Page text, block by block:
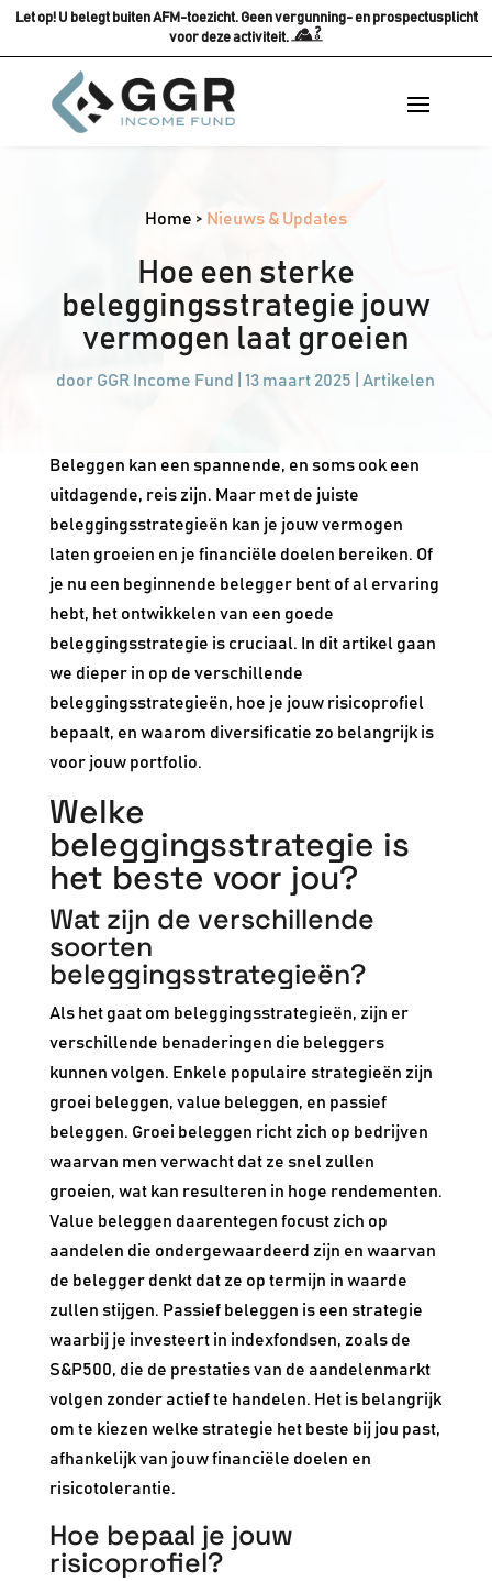
Let op! U belegt buiten AFM-toezicht. Geen vergunning- en prospectusplicht
voor deze activiteit.
Home > Nieuws & Updates
Hoe een sterke
beleggingsstrategie jouw
vermogen laat groeien
door GGR Income Fund |13 maart 2025 Artikelen
Beleggen kan een spannende, en soms ook een
uitdagende, reis zijn. Maar met de juiste
beleggingsstrategieën kan je jouw vermogen
laten groeien en je financiële doelen bereiken. Of
je nu een beginnende belegger bent of al ervaring
hebt, het ontwikkelen van een goede
beleggingsstrategie is cruciaal. In dit artikel gaan
we dieper in op de verschillende
beleggingsstrategieën, hoe je jouw risicoprofiel
bepaalt, en waarom diversificatie zo belangrijk is
voor jouw portfolio.
Welke
beleggingsstrategie is
het beste voor jou?
Wat zijn de verschillende
soorten
beleggingsstrategieën?
Als het gaat om beleggingsstrategieën, zijn er
verschillende benaderingen die beleggers
kunnen volgen. Enkele populaire strategieën zijn
groei beleggen, value beleggen, en passief
beleggen. Groei beleggen richt zich op bedrijven
waarvan men verwacht dat ze snel zullen
groeien, wat kan resulteren in hoge rendementen.
Value beleggen daarentegen focust zich op
aandelen die ondergewaardeerd zijn en waarvan
de belegger denkt dat ze op termijn in waarde
zullen stijgen. Passief beleggen is een strategie
waarbij je investeert in indexfondsen, zoals de
S&P500, die de prestaties van de aandelenmarkt
volgen zonder actief te handelen. Het is belangrijk
om te kiezen welke strategie het beste bij jou past,
afhankelijk van jouw financiële doelen en
risicotolerantie.
Hoe bepaal je jouw
risicoprofiel?